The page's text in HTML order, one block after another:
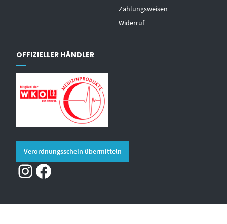
Zahlungsweisen
Widerruf
OFFIZIELLER HÄNDLER
Verordnungsschein übermitteln
Instagram Facebook